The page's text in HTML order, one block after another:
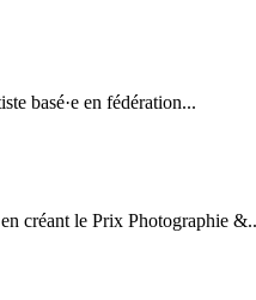
basé·e en fédération...
créant le Prix Photographie